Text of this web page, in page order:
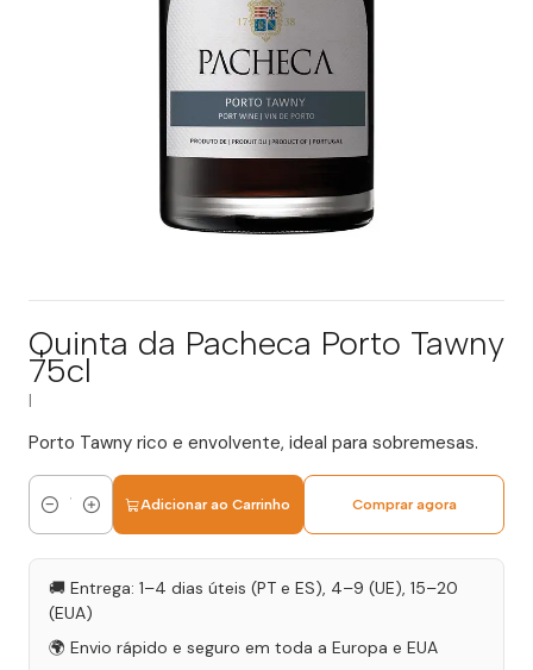
Quinta da Pacheca Porto Tawny
75cl
Porto Tawny rico e envolvente, ideal para sobremesas.
Quantidade
Adicionar ao Carrinho Comprar agora
🚚 Entrega: 1–4 dias úteis (PT e ES), 4–9 (UE), 15–20
(EUA)
🌍 Envio rápido e seguro em toda a Europa e EUA